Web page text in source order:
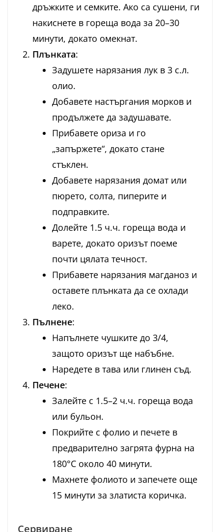
дръжките и семките. Ако са сушени, ги
накиснете в гореща вода за 20–30
минути, докато омекнат.
Плънката:
Задушете нарязания лук в 3 с.л.
олио.
Добавете настъргания морков и
продължете да задушавате.
Прибавете ориза и го
„запържете“, докато стане
стъклен.
Добавете нарязания домат или
пюрето, солта, пиперите и
подправките.
Долейте 1.5 ч.ч. гореща вода и
варете, докато оризът поеме
почти цялата течност.
Прибавете нарязания магданоз и
оставете плънката да се охлади
леко.
Пълнене:
Напълнете чушките до 3/4,
защото оризът ще набъбне.
Наредете в тава или глинен съд.
Печене:
Залейте с 1.5–2 ч.ч. гореща вода
или бульон.
Покрийте с фолио и печете в
предварително загрята фурна на
180°C около 40 минути.
Махнете фолиото и запечете още
15 минути за златиста коричка.
Сервиране